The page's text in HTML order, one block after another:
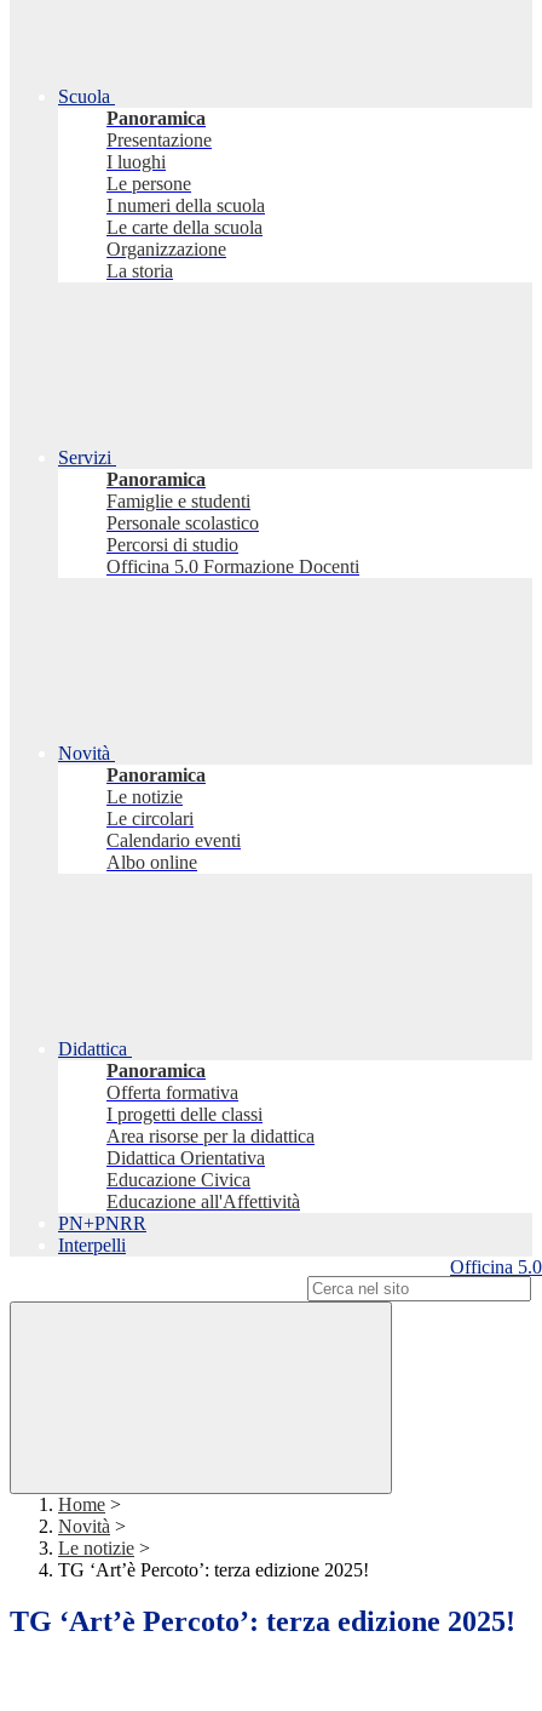
Scuola
Panoramica
Presentazione
I luoghi
Le persone
I numeri della scuola
Le carte della scuola
Organizzazione
La storia
Servizi
Panoramica
Famiglie e studenti
Personale scolastico
Percorsi di studio
Officina 5.0 Formazione Docenti
Novità
Panoramica
Le notizie
Le circolari
Calendario eventi
Albo online
Didattica
Panoramica
Offerta formativa
I progetti delle classi
Area risorse per la didattica
Didattica Orientativa
Educazione Civica
Educazione all'Affettività
PN+PNRR
Interpelli
Officina 5.0
Home >
Novità >
Le notizie >
TG ‘Art’è Percoto’: terza edizione 2025!
TG ‘Art’è Percoto’: terza edizione 2025!